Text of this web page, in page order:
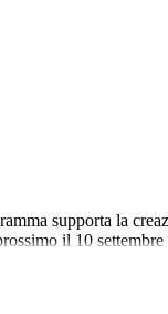
supporta la
il 10 settembre